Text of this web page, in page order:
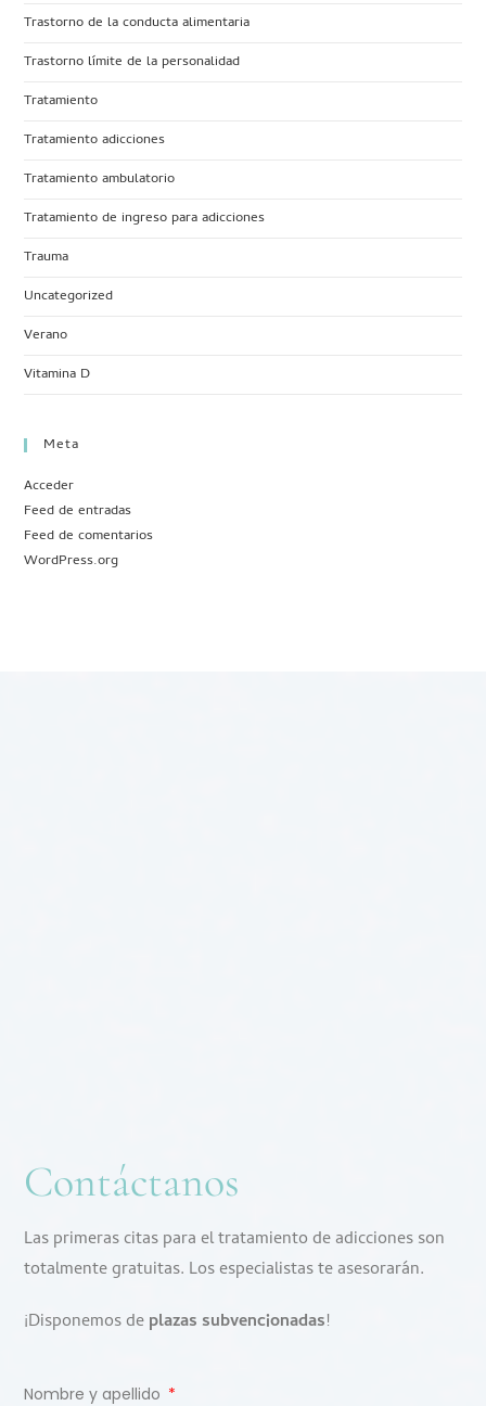
Trastorno de la conducta alimentaria
Trastorno límite de la personalidad
Tratamiento
Tratamiento adicciones
Tratamiento ambulatorio
Tratamiento de ingreso para adicciones
Trauma
Uncategorized
Verano
Vitamina D
Meta
Acceder
Feed de entradas
Feed de comentarios
WordPress.org
Contáctanos
Las primeras citas para el tratamiento de adicciones son
totalmente gratuitas. Los especialistas te asesorarán.
¡Disponemos deplazas subvencionadas!
Nombre y apellido